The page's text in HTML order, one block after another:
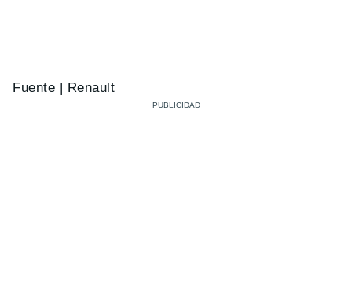
Fuente | Renault